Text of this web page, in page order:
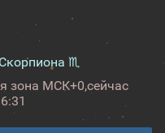
Скорпиона ♏
зона МСК+0,сейчас